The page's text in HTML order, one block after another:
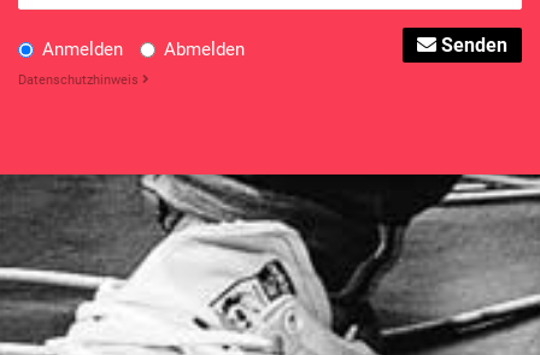
Anmelden Abmelden Senden
Datenschutzhinweis